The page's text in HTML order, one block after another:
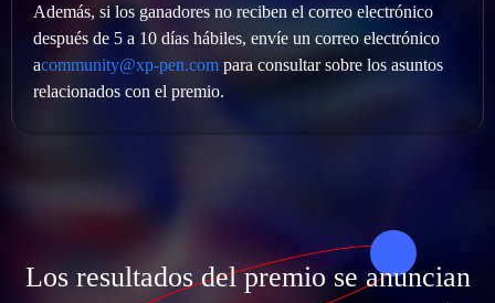
Además, si los ganadores no reciben el correo electrónico
después de 5 a 10 días hábiles, envíe un correo electrónico
acommunity@xp-pen.com para consultar sobre los asuntos
Los resultados del premio se anuncian